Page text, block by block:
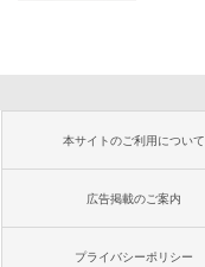
本サイトのご利用について
広告掲載のご案内
プライバシーポリシー